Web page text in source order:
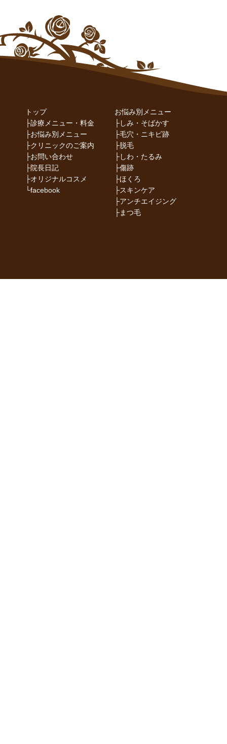
トップ
├診療メニュー・料金
├お悩み別メニュー
├クリニックのご案内
├お問い合わせ
├院長日記
├オリジナルコスメ
└facebook
お悩み別メニュー
├しみ・そばかす
├毛穴・ニキビ跡
├脱毛
├しわ・たるみ
├傷跡
├ほくろ
├スキンケア
├アンチエイジング
├まつ毛